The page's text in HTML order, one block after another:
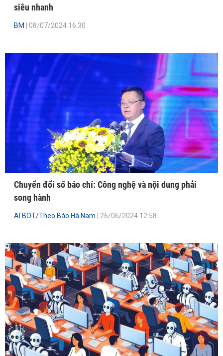
siêu nhanh
BM | 08/07/2024 16:30
Chuyển đổi số báo chí: Công nghệ và nội dung phải
song hành
AI.BOT/Theo Báo Hà Nam | 26/06/2024 12:58